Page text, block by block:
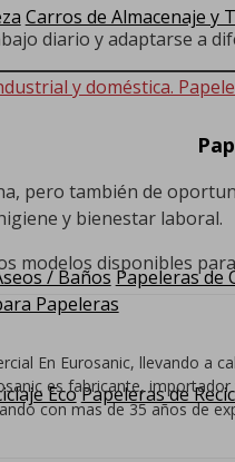
Carros de Almacenaje y
y doméstica.
/ Baños Papeleras de
Papeleras
EcoPapeleras de
diario y adaptarse a
pero también de
y bienestar laboral.
modelos disponibles
En Eurosanic, llevando
es fabricante,
con mas de 35 años de